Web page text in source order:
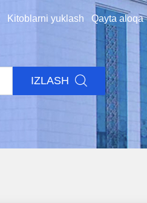
Kitoblarni yuklash Qayta aloqa
IZLASH